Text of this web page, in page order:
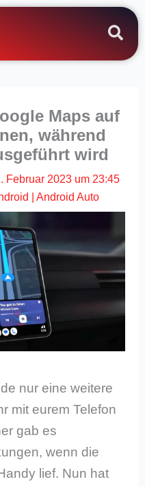
Maps auf
während
wird
Februar 2023 um 23:45
Android Auto
nur eine weitere
mit eurem Telefon
gab es
wenn die
lief. Nun hat